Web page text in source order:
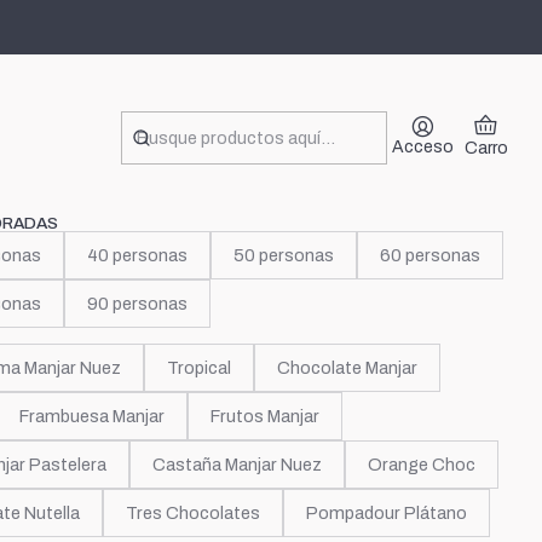
Acceso Carro
40 personas 50 personas 60 personas
90 personas
Manjar Nuez Tropical Chocolate Manjar
Frambuesa Manjar Frutos Manjar
Pastelera Castaña Manjar Nuez Orange Choc
Nutella Tres Chocolates Pompadour Plátano